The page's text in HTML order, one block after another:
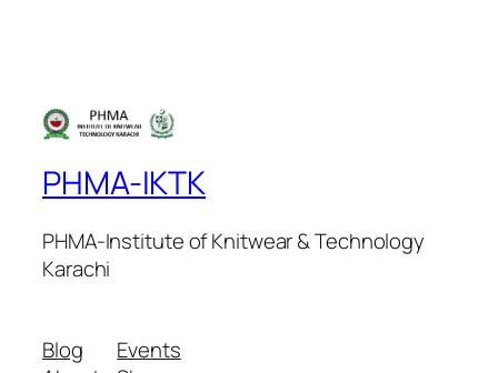
PHMA-IKTK
PHMA-Institute of Knitwear & Technology
Karachi
Blog
Events